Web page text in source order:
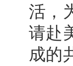
活，
请赴
成的